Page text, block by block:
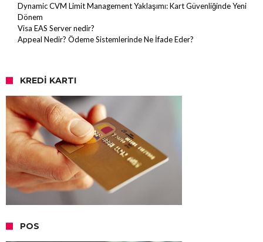
Dynamic CVM Limit Management Yaklaşımı: Kart Güvenliğinde Yeni
Dönem
Visa EAS Server nedir?
Appeal Nedir? Ödeme Sistemlerinde Ne İfade Eder?
KREDI KARTI
POS